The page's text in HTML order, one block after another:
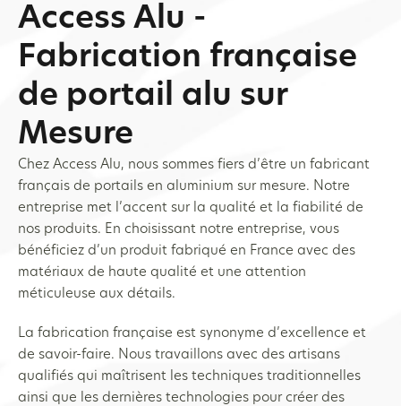
Access Alu -
Fabrication française
de portail alu sur
Mesure
Chez Access Alu, nous sommes fiers d’être un fabricant
français de portails en aluminium sur mesure. Notre
entreprise met l’accent sur la qualité et la fiabilité de
nos produits. En choisissant notre entreprise, vous
bénéficiez d’un produit fabriqué en France avec des
matériaux de haute qualité et une attention
méticuleuse aux détails.
La fabrication française est synonyme d’excellence et
de savoir-faire. Nous travaillons avec des artisans
qualifiés qui maîtrisent les techniques traditionnelles
ainsi que les dernières technologies pour créer des